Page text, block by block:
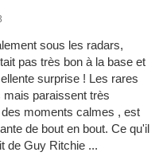
sous les radars,
pas très bon à la base et
surprise ! Les rares
paraissent très
moments calmes , est
de bout en bout. Ce qu'il
de Guy Ritchie ...